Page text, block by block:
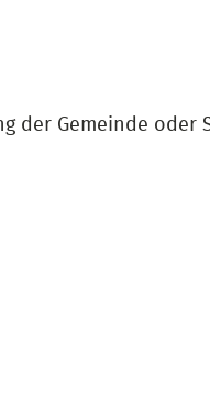
der Gemeinde oder